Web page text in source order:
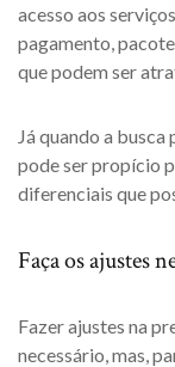
acesso aos
pagamento,
que podem ser
Já quando a
pode ser propício
diferenciais que
Faça os ajustes
Fazer ajustes na
necessário, mas,